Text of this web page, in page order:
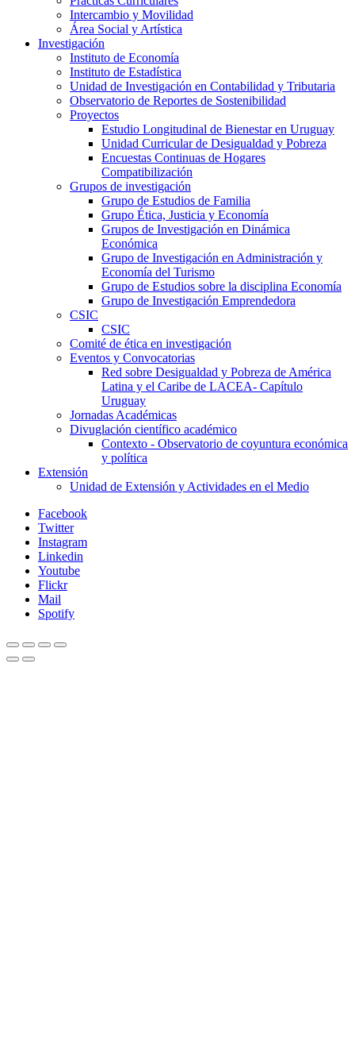
Intercambio y Movilidad
Área Social y Artística
Investigación
Instituto de Economía
Instituto de Estadística
Unidad de Investigación en Contabilidad y Tributaria
Observatorio de Reportes de Sostenibilidad
Proyectos
Estudio Longitudinal de Bienestar en Uruguay
Unidad Curricular de Desigualdad y Pobreza
Encuestas Continuas de Hogares
Compatibilización
Grupos de investigación
Grupo de Estudios de Familia
Grupo Ética, Justicia y Economía
Grupos de Investigación en Dinámica
Económica
Grupo de Investigación en Administración y
Economía del Turismo
Grupo de Estudios sobre la disciplina Economía
Grupo de Investigación Emprendedora
CSIC
CSIC
Comité de ética en investigación
Eventos y Convocatorias
Red sobre Desigualdad y Pobreza de América
Latina y el Caribe de LACEA- Capítulo
Uruguay
Jornadas Académicas
Divuglación científico académico
Contexto - Observatorio de coyuntura económica
y política
Extensión
Unidad de Extensión y Actividades en el Medio
Facebook
Twitter
Instagram
Linkedin
Youtube
Flickr
Mail
Spotify